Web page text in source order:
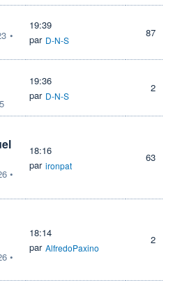
•
19:39
par D-N-S
87
19:36
par D-N-S
2
•
18:16
par ironpat
63
•
18:14
par AlfredoPaxino
2